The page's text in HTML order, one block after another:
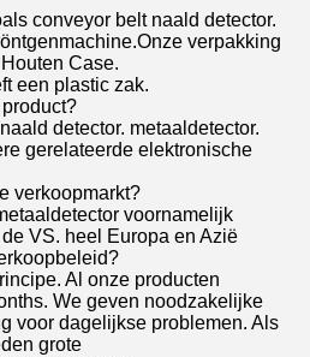
conveyor belt naald detector.
verpakking
Case.
een plastic zak.
detector. metaaldetector.
gerelateerde elektronische
verkoopmarkt?
voornamelijk
VS. heel Europa en Azië
Al onze producten
We geven noodzakelijke
voor dagelijkse problemen. Als
grote